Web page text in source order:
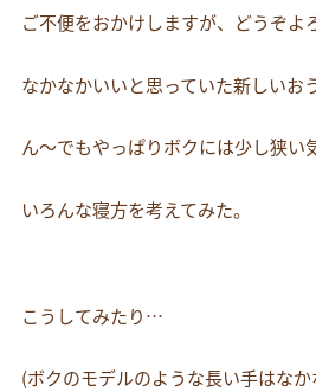
ご不便をおかけしますが、どうぞよ
なかなかいいと思っていた新しいお
ん～でもやっぱりボクには少し狭い
いろんな寝方を考えてみた。
こうしてみたり…
(ボクのモデルのような長い手はな